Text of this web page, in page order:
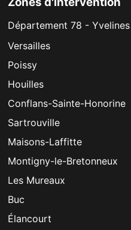
Département 78 - Yvelines
Versailles
Poissy
Houilles
Conflans-Sainte-Honorine
Sartrouville
Maisons-Laffitte
Montigny-le-Bretonneux
Les Mureaux
Buc
Élancourt